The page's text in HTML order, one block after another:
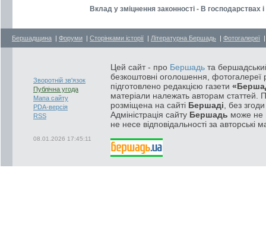
Вклад у зміцнення законності - В
Бершадщина | Форуми | Сторінками історії | Літературна Бершадь | Фотогалереї
Зворотній зв'язок
Публічна угода
Мапа сайту
PDA-версія
RSS
08.01.2026 17:45:11
Цей сайт - про Бершадь та
безкоштовні оголошення, фотогалереї
підготовлено редакцією газети
матеріали належать авторам статтей.
розміщена на сайті Бершаді , без
Адміністрація сайту Бершадь може не
не несе відповідальності за авторські